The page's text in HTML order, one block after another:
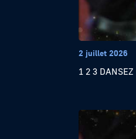
2 juillet 2026
1 2 3 DANSEZ